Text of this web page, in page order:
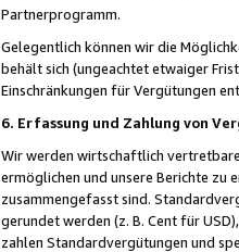
Partnerprogramm.
Gelegentlich können wir die
behält sich (ungeachtet etwaiger
Einschränkungen für Vergütungen
6. Erfassung und Zahlung von
Wir werden wirtschaftlich
ermöglichen und unsere Berichte zu
zusammengefasst sind.
gerundet werden (z. B. Cent für
zahlen Standardvergütungen und